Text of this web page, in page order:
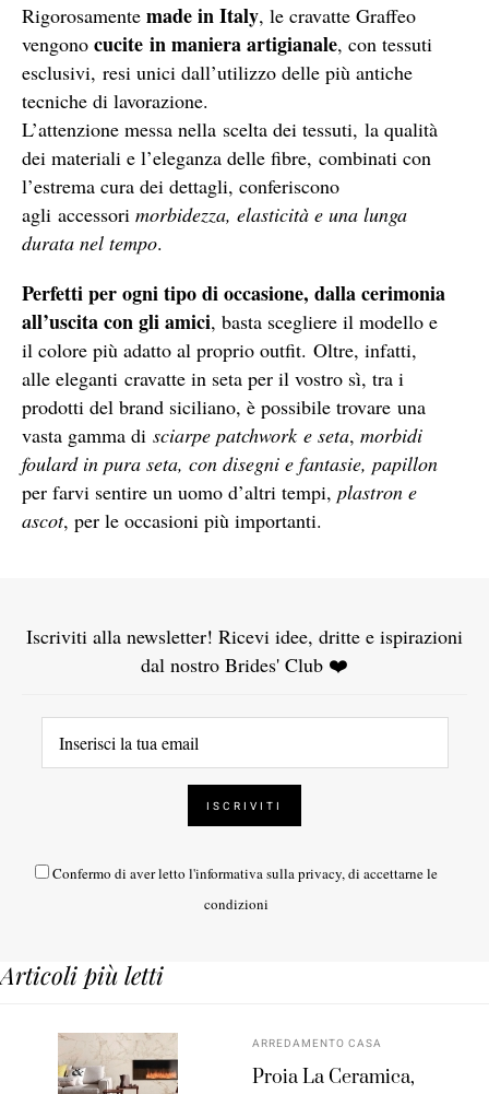
Rigorosamente made in Italy, le cravatte Graffeo
vengono cucite in maniera artigianale, con tessuti
esclusivi, resi unici dall’utilizzo delle più antiche
tecniche di lavorazione.
L’attenzione messa nella scelta dei tessuti, la qualità
dei materiali e l’eleganza delle fibre, combinati con
l’estrema cura dei dettagli, conferiscono
agli accessori morbidezza, elasticità e una lunga
durata nel tempo.
Perfetti per ogni tipo di occasione, dalla cerimonia
all’uscita con gli amici, basta scegliere il modello e
il colore più adatto al proprio outfit. Oltre, infatti,
alle eleganti cravatte in seta per il vostro sì, tra i
prodotti del brand siciliano, è possibile trovare una
vasta gamma di sciarpe patchwork e seta, morbidi
foulard in pura seta, con disegni e fantasie, papillon
per farvi sentire un uomo d’altri tempi, plastron e
ascot, per le occasioni più importanti.
Iscriviti alla newsletter! Ricevi idee, dritte e ispirazioni
dal nostro Brides' Club ❤️
Confermo di aver letto l'informativa sulla privacy, di accettarne le
condizioni
Articoli più letti
ARREDAMENTO CASA
Proia La Ceramica,